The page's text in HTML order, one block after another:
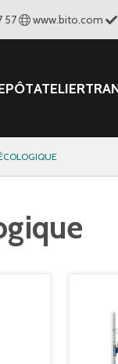
57 www.bito.com
ATELIER